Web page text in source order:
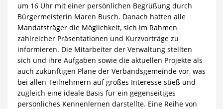
um 16 Uhr mit einer persönlichen Begrüßung durch
Bürgermeisterin Maren Busch. Danach hatten alle
Mandatsträger die Möglichkeit, sich im Rahmen
zahlreicher Präsentationen und Kurzvorträge zu
informieren. Die Mitarbeiter der Verwaltung stellten
sich und ihre Aufgaben sowie die aktuellen Projekte als
auch zukünftigen Pläne der Verbandsgemeinde vor, was
bei allen Teilnehmern auf großes Interesse stieß und
zugleich eine ideale Basis für ein gegenseitiges
persönliches Kennenlernen darstellte. Eine Reihe von